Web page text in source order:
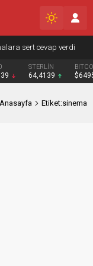
sert cevap verdi
STERLİN
64,4139
Anasayfa Etiket:sinema